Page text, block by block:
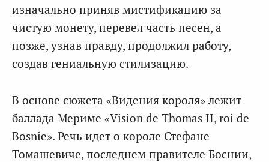
изначально приняв мистификацию за
чистую монету, перевел часть песен, а
позже, узнав правду, продолжил работу,
создав гениальную стилизацию.
В основе сюжета «Видения короля» лежит
баллада Мериме «Vision de Thomas II, roi de
Bosnie». Речь идет о короле Стефане
Томашевиче, последнем правителе Боснии,